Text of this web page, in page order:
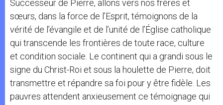
Successeur de Pierre, allons vers nos frères et
sœurs, dans la force de l’Esprit, témoignons de la
vérité de l’évangile et de l’unité de l’Église catholique
qui transcende les frontières de toute race, culture
et condition sociale. Le continent qui a grandi sous le
signe du Christ-Roi et sous la houlette de Pierre, doit
transmettre et répandre sa foi pour y être fidèle. Les
pauvres attendent anxieusement ce témoignage qui